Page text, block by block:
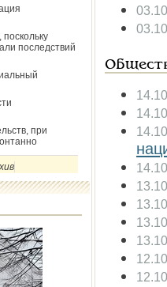
последствий
при